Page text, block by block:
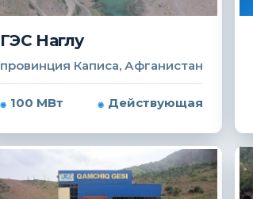
ГЭС Наглу
провинция Каписа, Афганистан
100 МВт Действующая